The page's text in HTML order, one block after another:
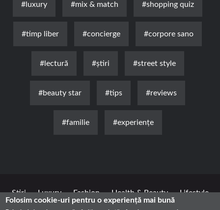
#luxury #mix & match #shopping quiz
#timp liber #concierge #corpore sano
#lectură #știri #street style
#beauty star #tips #reviews
#familie #experienţe
Știri Luxury Fashion Health & Beauty Lifestyle
Folosim cookie-uri pentru o experiență mai bună